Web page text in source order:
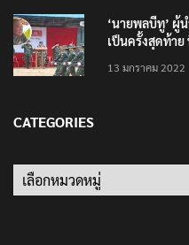
10 มิถุนายน 2023